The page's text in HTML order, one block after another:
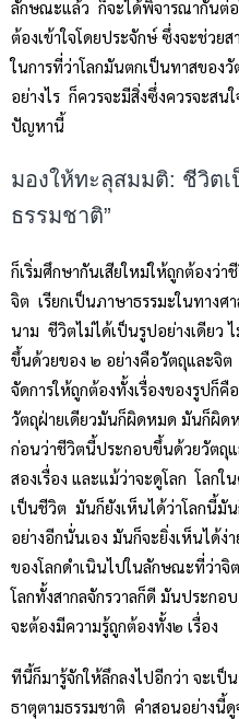
ลักษณะแล้ว ก็จะได้พิจารณากันต่อ
ต้องเข้าใจโดยประจักษ์ ซึ่งจะช่ว
ในการที่ว่าโลกมันตกเป็นทาสของ
อย่างไร ก็ควรจะมีสิ่งซึ่งควรจะส
ปัญหานี้
มองให้ทะลุสมมติ: ชีวิตเ
ธรรมชาติ”
ก็เริ่มศึกษากันเสียใหม่ให้ถูกต้องว่
จิต เรียกเป็นภาษาธรรมะในทาง
นาม ชีวิตไม่ได้เป็นรูปอย่างเดียว
ขึ้นด้วยของ ๒ อย่างคือวัตถุและจิ
จัดการให้ถูกต้องทั้งเรื่องของรูปก็
วัตถุฝ่ายเดียวมันก็ผิดหมด มันก็ผิด
ก่อนว่าชีวิตนี้ประกอบขึ้นด้วยวัตถุ
สองเรื่อง และแม้ว่าจะดูโลก โลก
เป็นชีวิต มันก็ยังเห็นได้ว่าโลกนี้มั
อย่างอีกนั่นเอง มันก็จะยิ่งเห็นได้
ของโลกดำเนินไปในลักษณะที่ว่า
โลกทั้งสากลจักรวาลก็ดี มันประกอ
จะต้องมีความรู้ถูกต้องทั้ง๒ เรื่อง
ทีนี้ก็มารู้จักให้ลึกลงไปอีกว่า จะเป็
ธาตุตามธรรมชาติ คำสอนอย่างนี้